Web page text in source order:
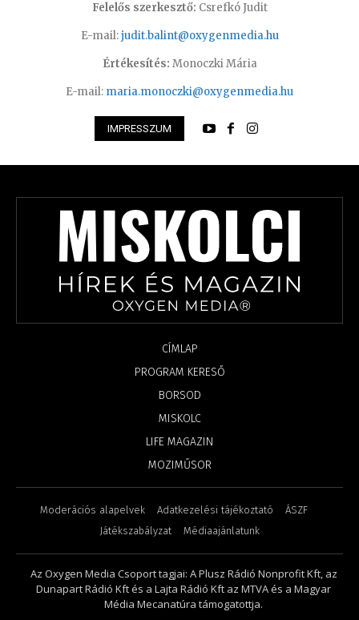
Felelős szerkesztő: Csrefkó Judit
E-mail:judit.balint@oxygenmedia.hu
Értékesítés: Monoczki Mária
E-mail: maria.monoczki@oxygenmedia.hu
IMPRESSZUM
CÍMLAP
PROGRAM KERESŐ
BORSOD
MISKOLC
LIFE MAGAZIN
MOZIMŰSOR
Moderációs alapelvek Adatkezelési tájékoztató
ÁSZF
Játékszabályzat
Médiaajánlatunk
Az Oxygen Media Csoport tagjai: A Plusz Rádió Nonprofit Kft, az
Dunapart Rádió Kft és a Lajta Rádió Kft az MTVA és a Magyar
Média Mecanatúra támogatottja.